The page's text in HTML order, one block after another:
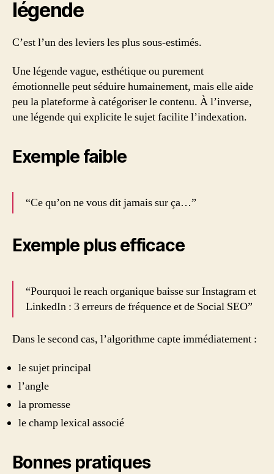
légende
C’est l’un des leviers les plus sous-estimés.
Une légende vague, esthétique ou purement
émotionnelle peut séduire humainement, mais elle aide
peu la plateforme à catégoriser le contenu. À l’inverse,
une légende qui explicite le sujet facilite l’indexation.
Exemple faible
“Ce qu’on ne vous dit jamais sur ça…”
Exemple plus efficace
“Pourquoi le reach organique baisse sur Instagram et
LinkedIn : 3 erreurs de fréquence et de Social SEO”
Dans le second cas, l’algorithme capte immédiatement :
le sujet principal
l’angle
la promesse
le champ lexical associé
Bonnes pratiques